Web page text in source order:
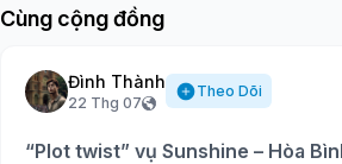
Cùng cộng đồng
Đình Thành
22 Thg 07
Theo Dõi
“Plot twist” vụ Sunshine – Hòa